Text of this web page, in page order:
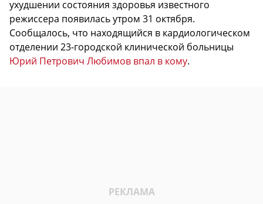
ухудшении состояния здоровья известного
режиссера появилась утром 31 октября.
Сообщалось, что находящийся в кардиологическом
отделении 23-городской клинической больницы
Юрий Петрович Любимов впал в кому.